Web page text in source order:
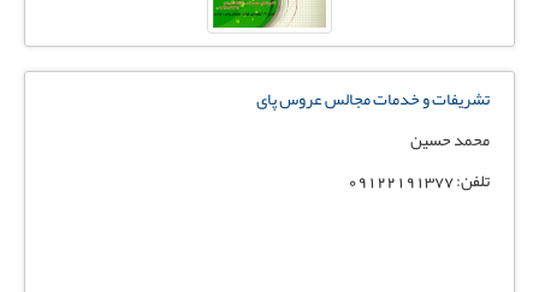
تشریفات و خدمات مجالس عروس پای
محمد حسین
تلفن: 09122191377